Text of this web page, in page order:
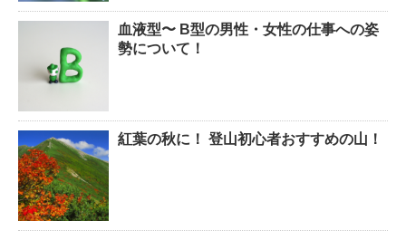
血液型〜 B型の男性・女性の仕事への姿
勢について！
紅葉の秋に！ 登山初心者おすすめの山！